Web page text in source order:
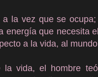
la vez que se
energía que necesita
a la vida, al
la vida, el hombre